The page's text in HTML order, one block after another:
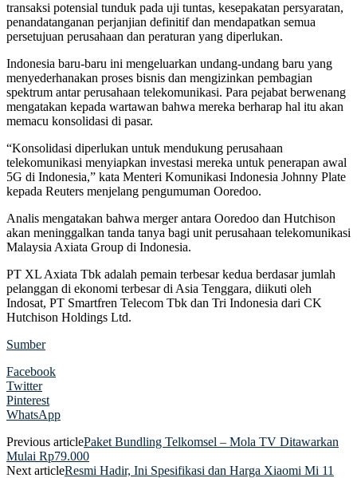
transaksi potensial tunduk pada uji tuntas, kesepakatan persyaratan,
penandatanganan perjanjian definitif dan mendapatkan semua
persetujuan perusahaan dan peraturan yang diperlukan.
Indonesia baru-baru ini mengeluarkan undang-undang baru yang
menyederhanakan proses bisnis dan mengizinkan pembagian
spektrum antar perusahaan telekomunikasi. Para pejabat berwenang
mengatakan kepada wartawan bahwa mereka berharap hal itu akan
memacu konsolidasi di pasar.
“Konsolidasi diperlukan untuk mendukung perusahaan
telekomunikasi menyiapkan investasi mereka untuk penerapan awal
5G di Indonesia,” kata Menteri Komunikasi Indonesia Johnny Plate
kepada Reuters menjelang pengumuman Ooredoo.
Analis mengatakan bahwa merger antara Ooredoo dan Hutchison
akan meninggalkan tanda tanya bagi unit perusahaan telekomunikasi
Malaysia Axiata Group di Indonesia.
PT XL Axiata Tbk adalah pemain terbesar kedua berdasar jumlah
pelanggan di ekonomi terbesar di Asia Tenggara, diikuti oleh
Indosat, PT Smartfren Telecom Tbk dan Tri Indonesia dari CK
Hutchison Holdings Ltd.
Sumber
Facebook
Twitter
Pinterest
WhatsApp
Previous articlePaket Bundling Telkomsel – Mola TV Ditawarkan
Mulai Rp79.000
Next articleResmi Hadir, Ini Spesifikasi dan Harga Xiaomi Mi 11